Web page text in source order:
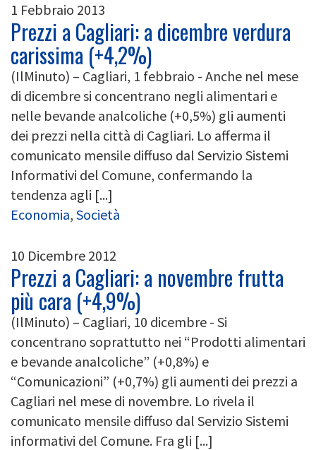
1 Febbraio 2013
Prezzi a Cagliari: a dicembre verdura
carissima (+4,2%)
(IlMinuto) – Cagliari, 1 febbraio - Anche nel mese
di dicembre si concentrano negli alimentari e
nelle bevande analcoliche (+0,5%) gli aumenti
dei prezzi nella città di Cagliari. Lo afferma il
comunicato mensile diffuso dal Servizio Sistemi
Informativi del Comune, confermando la
tendenza agli [...]
Economia, Società
10 Dicembre 2012
Prezzi a Cagliari: a novembre frutta
più cara (+4,9%)
(IlMinuto) – Cagliari, 10 dicembre - Si
concentrano soprattutto nei “Prodotti alimentari
e bevande analcoliche” (+0,8%) e
“Comunicazioni” (+0,7%) gli aumenti dei prezzi a
Cagliari nel mese di novembre. Lo rivela il
comunicato mensile diffuso dal Servizio Sistemi
informativi del Comune. Fra gli [...]